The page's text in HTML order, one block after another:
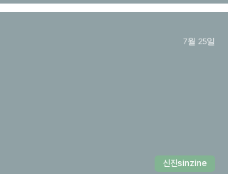
신진sinzine
7월 25일